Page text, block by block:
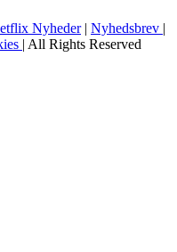
Nyheder| Nyhedsbrev |
| All Rights Reserved